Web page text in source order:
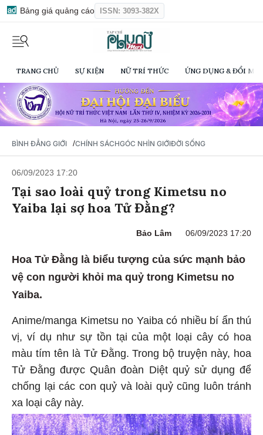
Bảng giá quảng cáo ISSN: 3093-382X
TRANG CHỦ SỰ KIỆN NỮ TRÍ THỨC ỨNG DỤNG & ĐỔI
BÌNH ĐẲNG GIỚI /CHÍNH SÁCHGÓC NHÌN GIỚIĐỜI SỐNG
06/09/2023 17:20
Tại sao loài quỷ trong Kimetsu no
Yaiba lại sợ hoa Tử Đằng?
Bảo Lâm 06/09/2023 17:20
Hoa Tử Đằng là biểu tượng của sức mạnh bảo
vệ con người khỏi ma quỷ trong Kimetsu no
Yaiba.
Anime/manga Kimetsu no Yaiba có nhiều bí ẩn thú
vị, ví dụ như sự tồn tại của một loại cây có hoa
màu tím tên là Tử Đằng. Trong bộ truyện này, hoa
Tử Đằng được Quân đoàn Diệt quỷ sử dụng để
chống lại các con quỷ và loài quỷ cũng luôn tránh
xa loại cây này.